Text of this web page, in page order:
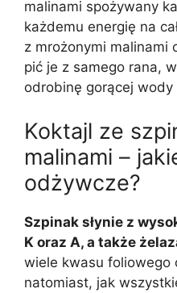
malinami spożywany
każdemu energię na
z mrożonymi malinami
pić je z samego rana,
odrobinę gorącej wody
Koktajl ze
malinami –
odżywcze?
Szpinak słynie z
K oraz A, a także
wiele kwasu foliowego
natomiast, jak